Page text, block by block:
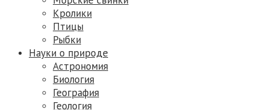
Кролики
Птицы
Рыбки
Науки о природе
Астрономия
Биология
География
Геология